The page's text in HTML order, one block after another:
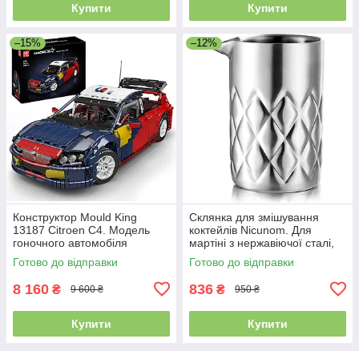
Купити Купити
–15%
Конструктор Mould King
13187 Citroen C4. Модель
гоночного автомобіля
масштабу 1:8, 4606 деталей
Готово до відправки
8 160 ₴ 9 600 ₴
Купити
–12%
Склянка для змішування
коктейлів Nicunom. Для
мартіні з нержавіючої сталі,
шейкер з обважненим дном
Готово до відправки
836 ₴ 950 ₴
Купити